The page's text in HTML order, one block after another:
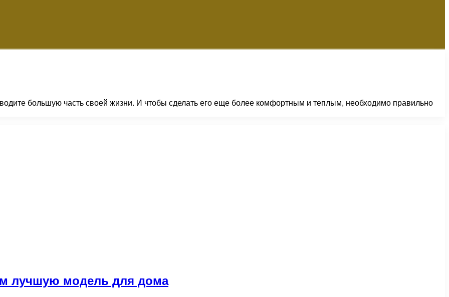
большую часть своей жизни. И чтобы сделать его еще более комфортным и теплым, необходимо правильно
лучшую модель для дома